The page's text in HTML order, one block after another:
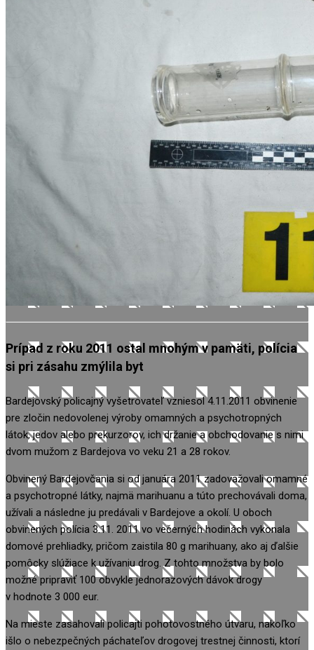
Prípad z roku 2011 ostal mnohým v pamäti, polícia
si pri zásahu zmýlila byt
Bardejovský policajný vyšetrovateľ vzniesol 4.11.2011 obvinenie
pre zločin nedovolenej výroby omamných a psychotropných
látok, jedov alebo prekurzorov, ich držanie a obchodovanie s nimi
dvom mužom z Bardejova vo veku 21 a 28 rokov.
Obvinený Bardejovčania si od januára 2011 zadovažovali omamné
a psychotropné látky, najmä marihuanu a túto prechovávali doma,
užívali a následne ju predávali v Bardejove a okolí. U oboch
obvinených polícia 3.11. 2011 vo večerných hodinách vykonala
domové prehliadky, pričom zaistila 80 g marihuany, ako aj ďalšie
pomôcky slúžiace k užívaniu drog. Z tohto množstva by bolo
možné pripraviť 100 obvykle jednorazových dávok drogy
v hodnote 3 000 eur.
Na mieste zasahovali policajti pohotovostného útvaru, nakoľko
išlo o nebezpečných páchateľov drogovej trestnej činnosti, ktorí